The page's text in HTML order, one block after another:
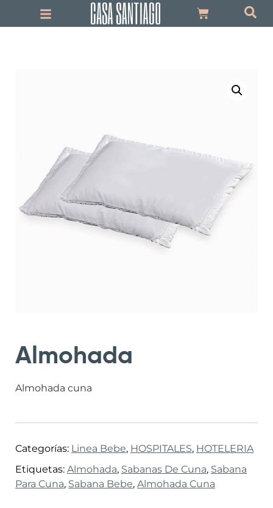
Almohada
Almohada cuna
Categorías: Linea Bebe, HOSPITALES, HOTELERIA
Etiquetas: Almohada, Sabanas De Cuna, Sabana
Para Cuna, Sabana Bebe, Almohada Cuna